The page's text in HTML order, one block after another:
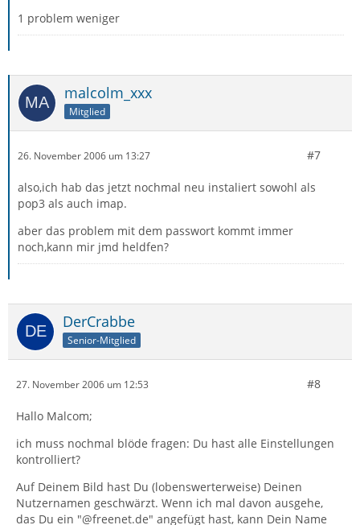
1 problem weniger
malcolm_xxx
Mitglied
26. November 2006 um 13:27 #7
also,ich hab das jetzt nochmal neu instaliert sowohl als
pop3 als auch imap.
aber das problem mit dem passwort kommt immer
noch,kann mir jmd heldfen?
DerCrabbe
Senior-Mitglied
27. November 2006 um 12:53 #8
Hallo Malcom;
ich muss nochmal blöde fragen: Du hast alle Einstellungen
kontrolliert?
Auf Deinem Bild hast Du (lobenswerterweise) Deinen
Nutzernamen geschwärzt. Wenn ich mal davon ausgehe,
das Du ein "@freenet.de" angefügt hast, kann Dein Name